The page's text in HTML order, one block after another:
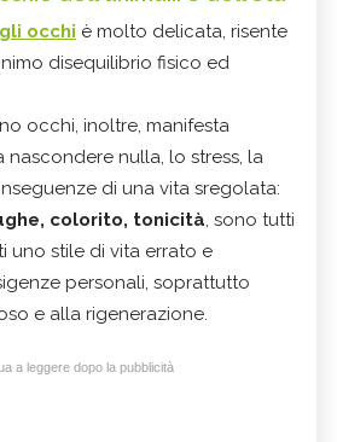
occhi è molto delicata, risente
disequilibrio fisico ed
occhi, inoltre, manifesta
nascondere nulla, lo stress, la
di una vita sregolata:
colorito, tonicità, sono tutti
uno stile di vita errato e
personali, soprattutto
e alla rigenerazione.
a leggere dopo la pubblicità